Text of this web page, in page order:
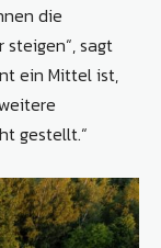
die
sagt
ein Mittel ist,
gestellt.“